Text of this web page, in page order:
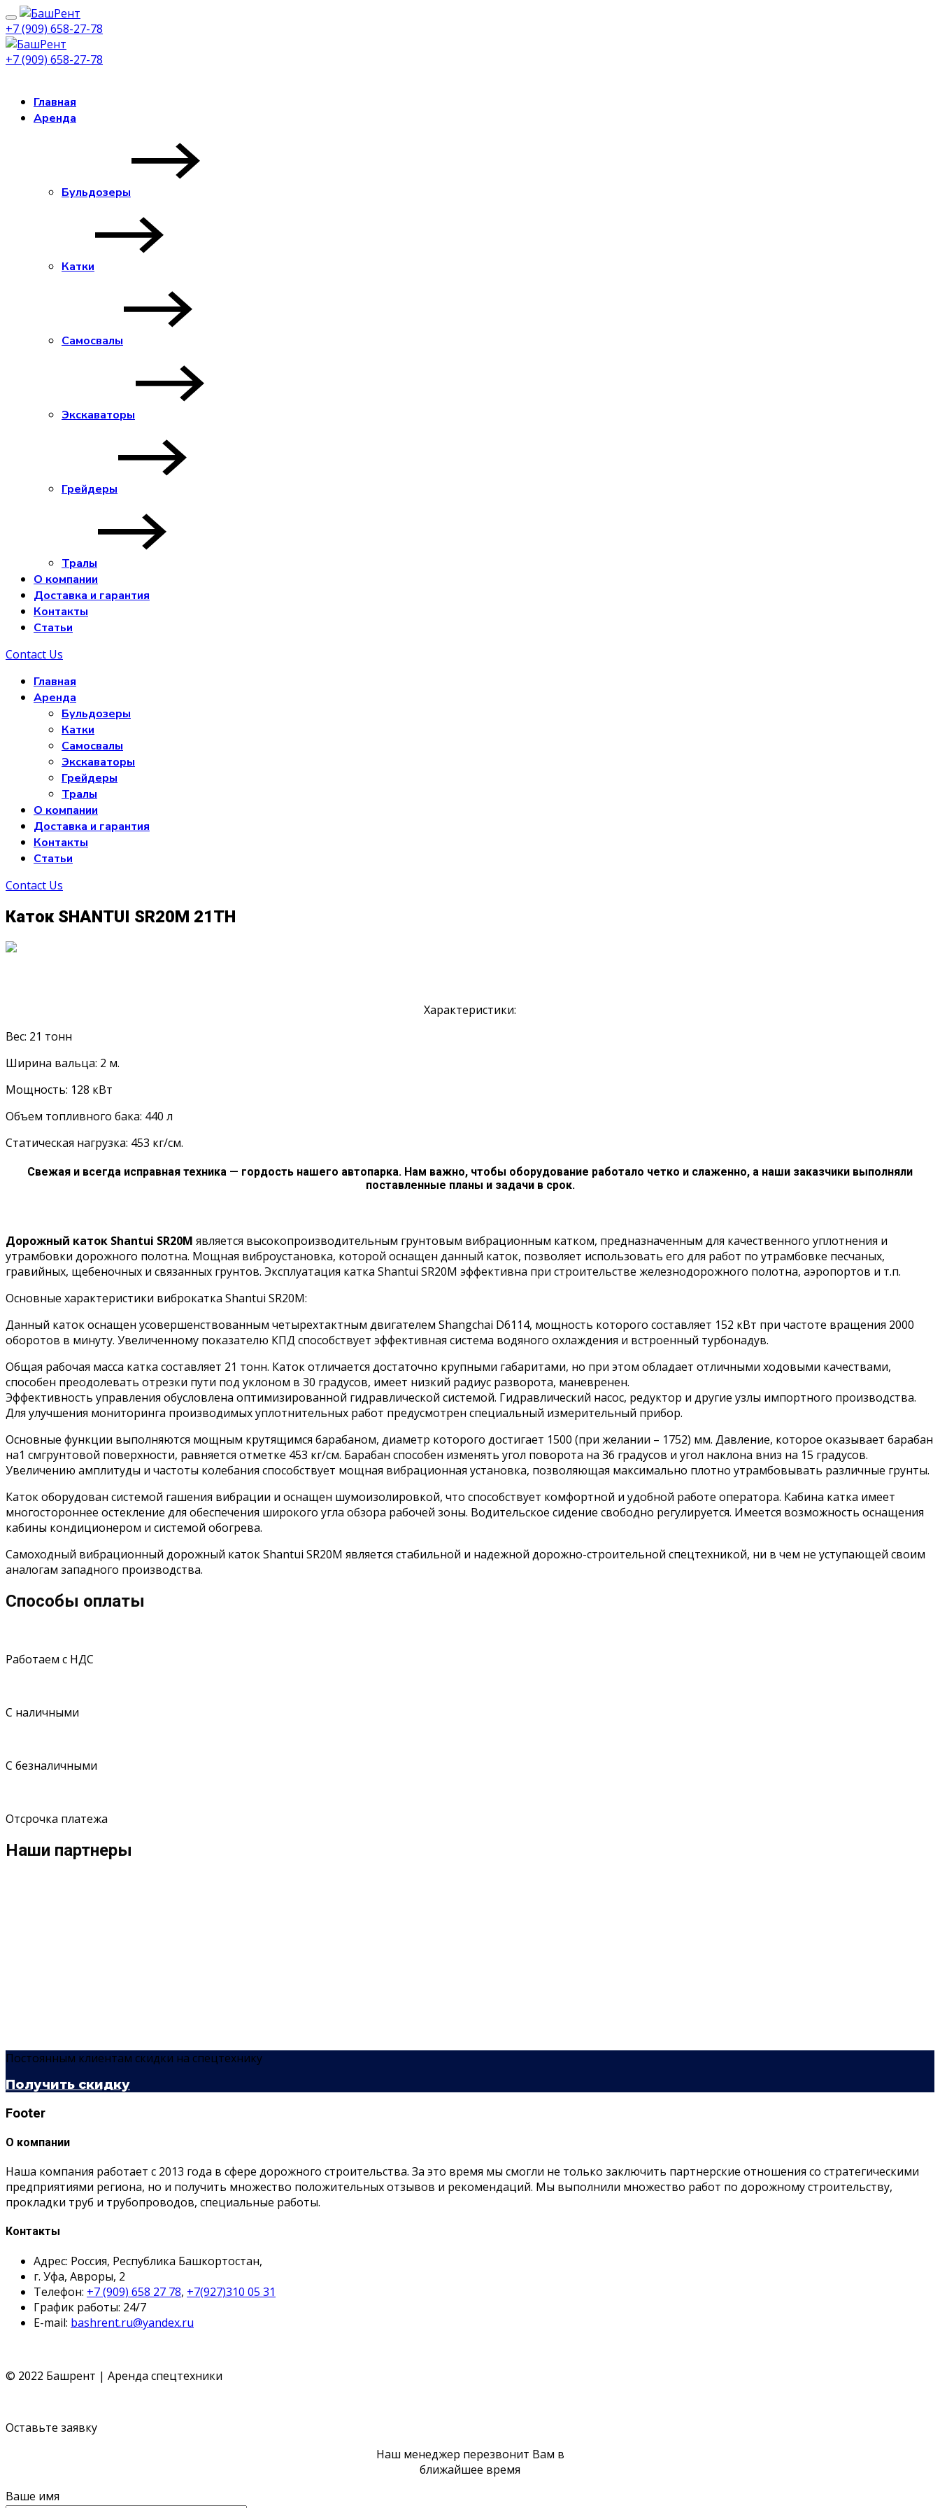
+7 (909) 658-27-78
+7 (909) 658-27-78
Главная
Аренда
Бульдозеры
Катки
Самосвалы
Экскаваторы
Грейдеры
Тралы
О компании
Доставка и гарантия
Контакты
Статьи
Contact Us
Главная
Аренда
Бульдозеры
Катки
Самосвалы
Экскаваторы
Грейдеры
Тралы
О компании
Доставка и гарантия
Контакты
Статьи
Contact Us
Каток SHANTUI SR20M 21ТН
Характеристики:
Вес: 21 тонн
Ширина вальца: 2 м.
Мощность: 128 кВт
Объем топливного бака: 440 л
Статическая нагрузка: 453 кг/см.
Свежая и всегда исправная техника — гордость нашего автопарка. Нам важно, чтобы оборудование работало четко и слаженно, а наши заказчики выполняли
поставленные планы и задачи в срок.
Дорожный каток Shantui SR20M является высокопроизводительным грунтовым вибрационным катком, предназначенным для качественного уплотнения и
утрамбовки дорожного полотна. Мощная виброустановка, которой оснащен данный каток, позволяет использовать его для работ по утрамбовке песчаных,
гравийных, щебеночных и связанных грунтов. Эксплуатация катка Shantui SR20M эффективна при строительстве железнодорожного полотна, аэропортов и т.п.
Основные характеристики виброкатка Shantui SR20M:
Данный каток оснащен усовершенствованным четырехтактным двигателем Shangchai D6114, мощность которого составляет 152 кВт при частоте вращения 2000
оборотов в минуту. Увеличенному показателю КПД способствует эффективная система водяного охлаждения и встроенный турбонадув.
Общая рабочая масса катка составляет 21 тонн. Каток отличается достаточно крупными габаритами, но при этом обладает отличными ходовыми качествами,
способен преодолевать отрезки пути под уклоном в 30 градусов, имеет низкий радиус разворота, маневренен.
Эффективность управления обусловлена оптимизированной гидравлической системой. Гидравлический насос, редуктор и другие узлы импортного производства.
Для улучшения мониторинга производимых уплотнительных работ предусмотрен специальный измерительный прибор.
Основные функции выполняются мощным крутящимся барабаном, диаметр которого достигает 1500 (при желании – 1752) мм. Давление, которое оказывает барабан
на1 смгрунтовой поверхности, равняется отметке 453 кг/см. Барабан способен изменять угол поворота на 36 градусов и угол наклона вниз на 15 градусов.
Увеличению амплитуды и частоты колебания способствует мощная вибрационная установка, позволяющая максимально плотно утрамбовывать различные грунты.
Каток оборудован системой гашения вибрации и оснащен шумоизолировкой, что способствует комфортной и удобной работе оператора. Кабина катка имеет
многостороннее остекление для обеспечения широкого угла обзора рабочей зоны. Водительское сидение свободно регулируется. Имеется возможность оснащения
кабины кондиционером и системой обогрева.
Самоходный вибрационный дорожный каток Shantui SR20M является стабильной и надежной дорожно-строительной спецтехникой, ни в чем не уступающей своим
аналогам западного производства.
Способы оплаты
Работаем с НДС
С наличными
С безналичными
Отсрочка платежа
Наши партнеры
Постоянным клиентам скидки на спецтехнику
Получить скидку
Footer
О компании
Наша компания работает с 2013 года в сфере дорожного строительства. За это время мы смогли не только заключить партнерские отношения со стратегическими
предприятиями региона, но и получить множество положительных отзывов и рекомендаций. Мы выполнили множество работ по дорожному строительству,
прокладки труб и трубопроводов, специальные работы.
Контакты
Адрес: Россия, Республика Башкортостан,
г. Уфа, Авроры, 2
Телефон: +7 (909) 658 27 78, +7(927)310 05 31
График работы: 24/7
E-mail: bashrent.ru@yandex.ru
© 2022 Башрент | Аренда спецтехники
Оставьте заявку
Наш менеджер перезвонит Вам в
ближайшее время
Ваше имя